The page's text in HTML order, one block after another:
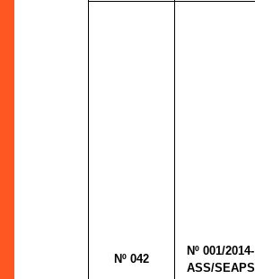
Nº 042
Nº 001/2014-
ASS/SEAPS